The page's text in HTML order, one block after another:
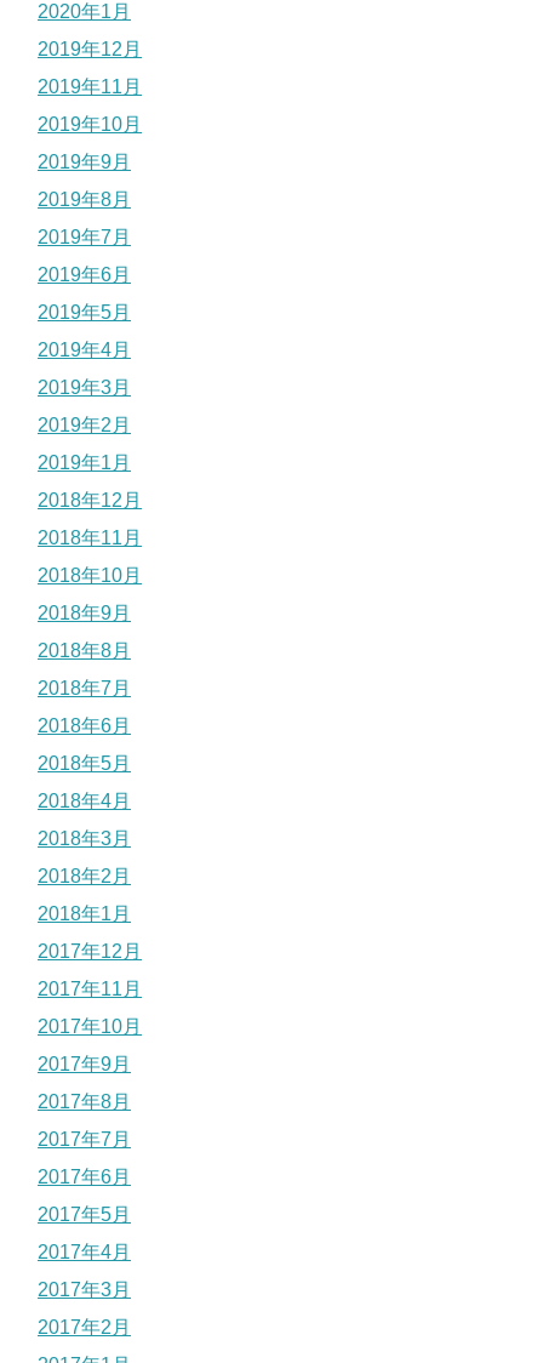
2020年1月
2019年12月
2019年11月
2019年10月
2019年9月
2019年8月
2019年7月
2019年6月
2019年5月
2019年4月
2019年3月
2019年2月
2019年1月
2018年12月
2018年11月
2018年10月
2018年9月
2018年8月
2018年7月
2018年6月
2018年5月
2018年4月
2018年3月
2018年2月
2018年1月
2017年12月
2017年11月
2017年10月
2017年9月
2017年8月
2017年7月
2017年6月
2017年5月
2017年4月
2017年3月
2017年2月